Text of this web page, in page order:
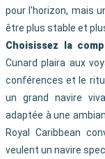
pour l'horizon, mais
être plus stable et
Choisissez la
Cunard plaira aux
conférences et le
un grand navire
adaptée à une
Royal Caribbean
veulent un navire